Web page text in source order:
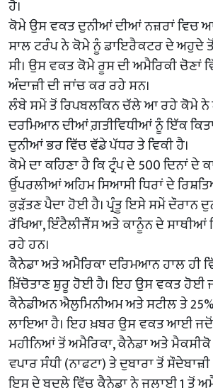
ਹੈ।
ਕੋਮੇ ਉਸ ਵਕਤ ਦੁਨੀਆਂ ਦੀਆਂ ਨਜ਼ਰਾਂ ਵਿਚ
ਸਾਲ ਟਰੰਪ ਨੇ ਕੋਮੇ ਨੂੰ ਡਾਇਰੈਕਟਰ ਦੇ ਅਹੁਦੇ
ਸੀ। ਉਸ ਵਕਤ ਕੋਮੇ ਰੂਸ ਦੀ ਅਮੈਰਿਕੀ
ਅੰਦਾਜ਼ੀ ਦੀ ਜਾਂਚ ਕਰ ਰਹੇ ਸਨ।
ਲੰਬੇ ਸਮੇਂ ਤੋਂ ਰਿਪਬਲਕਿਨ ਚੱਲੇ ਆ ਰਹੇ ਕੋਮੇ
ਦਰਮਿਆਨ ਦੀਆਂ ਗ਼ਤੀਵਿਧੀਆਂ ਨੂੰ ਇੱਕ
ਦੁਨੀਆਂ ਭਰ ਵਿੱਚ ਵੱਡੇ ਪੱਧਰ ਤੇ ਵਿਕੀ ਹੈ।
ਕੋਮੇ ਦਾ ਕਹਿਣਾ ਹੈ ਕਿ ਟ੍ਰੰਪ ਦੇ 500 ਦਿਨਾਂ ਦੇ
ਉੱਪਰਲੀਆਂ ਅਹਿਮ ਸਿਆਸੀ ਧਿਰਾਂ ਦੇ
ਕੁੜੱਤਣ ਪੈਦਾ ਹੋਈ ਹੈ। ਪ੍ਰੰਤੂ ਇਸੇ ਸਮੇਂ ਦੌਰਾਨ
ਰੱਖਿਆ, ਇੰਟੈਲੀਜੈਂਸ ਅਤੇ ਕਾਨੂੰਨ ਦੇ ਸਾਥੀਆਂ
ਰਹੇ ਹਨ।
ਕੈਨੇਡਾ ਅਤੇ ਅਮੈਰਿਕਾ ਦਰਿਮਆਨ ਹਾਲ ਹੀ
ਖ਼ਿੱਚੋਤਾਣ ਸ਼ੁਰੂ ਹੋਈ ਹੈ। ਇਹ ਉਸ ਵਕਤ ਹੋਈ
ਕੈਨੇਡੀਅਨ ਐਲੁਮਿਨੀਅਮ ਅਤੇ ਸਟੀਲ ਤੇ
ਲਾਇਆ ਹੈ। ਇਹ ਖ਼ਬਰ ਉਸ ਵਕਤ ਆਈ ਜਦੋਂ
ਮਹੀਨਿਆਂ ਤੋਂ ਅਮੈਰਿਕਾ, ਕੈਨੇਡਾ ਅਤੇ
ਵਪਾਰ ਸੰਧੀ (ਨਾਫਟਾ) ਤੇ ਦੁਬਾਰਾ ਤੋਂ